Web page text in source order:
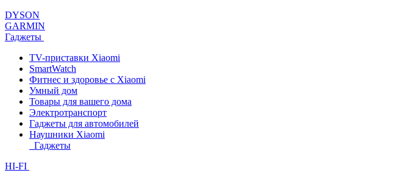
DYSON
GARMIN
Гаджеты
TV-приставки Xiaomi
SmartWatch
Фитнес и здоровье с Xiaomi
Умный дом
Товары для вашего дома
Электротранспорт
Гаджеты для автомобилей
Наушники Xiaomi
Гаджеты
HI-FI